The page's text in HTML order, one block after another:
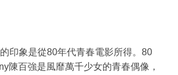
印象是從80年代青春電影所得。80
陳百強是風靡萬千少女的青春偶像，